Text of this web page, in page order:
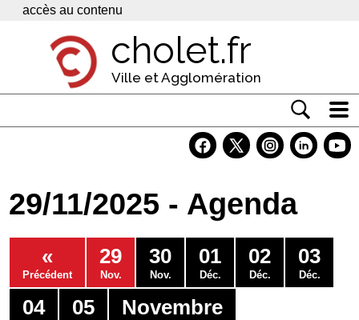
Panneau de gestion des cookies
accès au contenu
cholet.fr
Ville et Agglomération
Economie
Services
Contacts
29/11/2025 - Agenda
«
Précédent
29
Nov.
30
Nov.
01
Déc.
02
Déc.
03
Déc.
04 05 Novembre